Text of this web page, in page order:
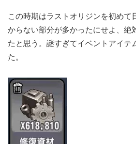
この時期はラストオリジンを初めて
からない部分が多かったにせよ、絶
たと思う。謎すぎてイベントアイテ
た。